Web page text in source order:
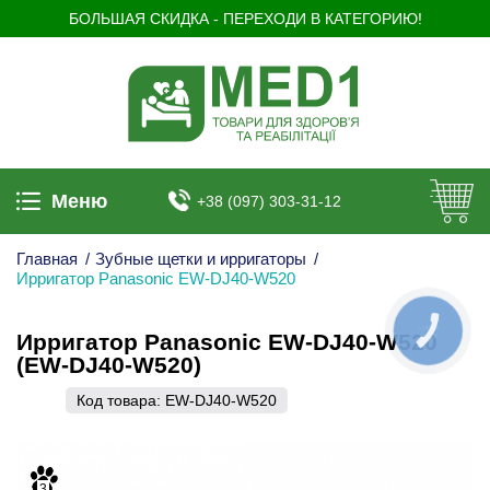
БОЛЬШАЯ СКИДКА - ПЕРЕХОДИ В КАТЕГОРИЮ!
Меню +38 (097) 303-31-12
Главная / Зубные щетки и ирригаторы /
Ирригатор Panasonic EW-DJ40-W520
Ирригатор Panasonic EW-DJ40-W520
(EW-DJ40-W520)
Код товара: EW-DJ40-W520
КНОПКА
ЗВ'ЯЗКУ